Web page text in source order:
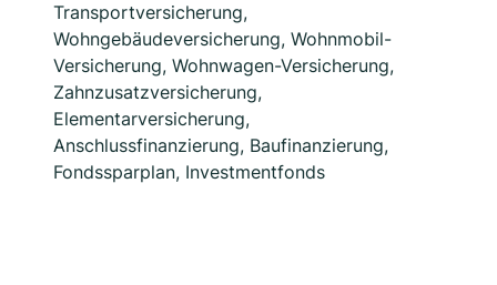
Transportversicherung,
Wohngebäudeversicherung, Wohnmobil-
Versicherung, Wohnwagen-Versicherung,
Zahnzusatzversicherung,
Elementarversicherung,
Anschlussfinanzierung, Baufinanzierung,
Fondssparplan, Investmentfonds